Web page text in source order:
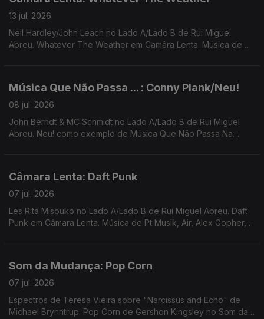
13 jul. 2026
Neil Hardley/John Leach no Lado A/Lado B de Rui Miguel
Abreu. Whatever The Weather em Camâra Lenta. Música de
Música Que Não Passa ... : Conny Plank/Neu!
08 jul. 2026
John Berndt & MC Schmidt no Lado A/Lado B de Rui Miguel
Abreu. Neu! como exemplo de Música Que Não Passa Na
Câmara Lenta: Daft Punk
07 jul. 2026
Les Rita Misouko no Lado A/Lado B de Rui Miguel Abreu. Daft
Punk em Câmara Lenta. Música de Pt Musik, Air, Alex Gopher,
Som da Mudança: Pop Corn
07 jul. 2026
Espectros de Teresa Vieira sobre "Narcissus and Echo" de
Michael Brynntrup. Pop Corn de Gershon Kingsley no Som da